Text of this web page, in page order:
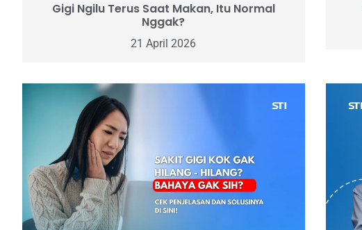
Gigi Ngilu Terus Saat Makan, Itu Normal
Nggak?
21 April 2026